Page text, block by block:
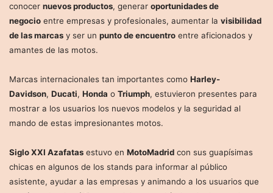
conocer nuevos productos, generar oportunidades de
negocio entre empresas y profesionales, aumentar la visibilidad
de las marcas y ser un punto de encuentro entre aficionados y
amantes de las motos.
Marcas internacionales tan importantes como Harley-
Davidson, Ducati, Honda o Triumph, estuvieron presentes para
mostrar a los usuarios los nuevos modelos y la seguridad al
mando de estas impresionantes motos.
Siglo XXI Azafatas estuvo en MotoMadrid con sus guapísimas
chicas en algunos de los stands para informar al público
asistente, ayudar a las empresas y animando a los usuarios que